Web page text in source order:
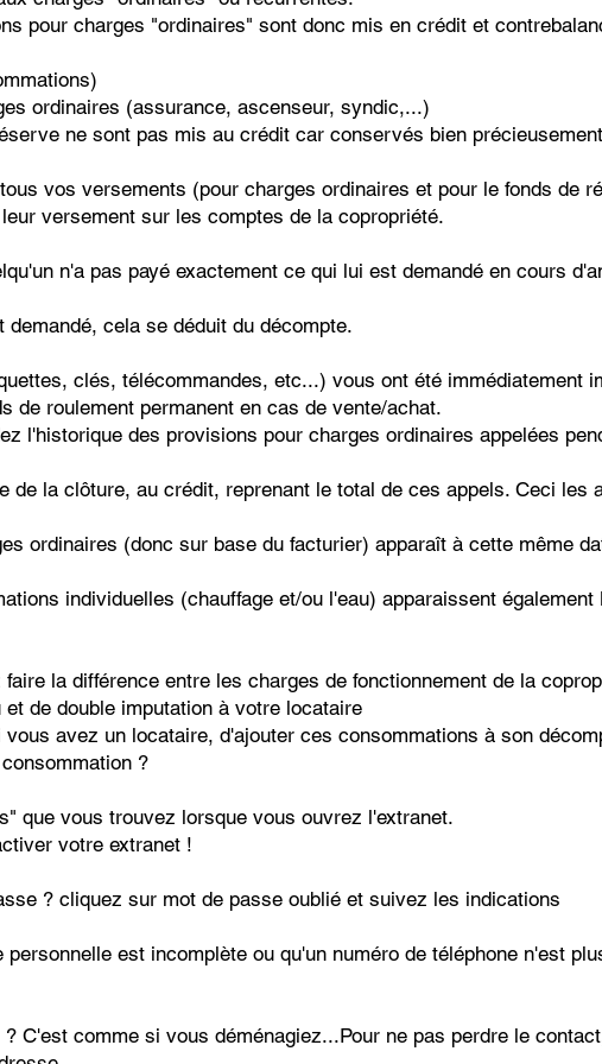
pour charges "ordinaires" sont donc mis en crédit et
ordinaires (assurance, ascenseur, syndic,...)
ne sont pas mis au crédit car conservés bien
vos versements (pour charges ordinaires et pour le fonds de
versement sur les comptes de la copropriété.
n'a pas payé exactement ce qui lui est demandé en cours
cela se déduit du décompte.
clés, télécommandes, etc...) vous ont été immédiatement
de roulement permanent en cas de vente/achat.
l'historique des provisions pour charges ordinaires appelées
de la clôture, au crédit, reprenant le total de ces appels. Ceci les
ordinaires (donc sur base du facturier) apparaît à cette même
individuelles (chauffage et/ou l'eau) apparaissent également
la différence entre les charges de fonctionnement de la
de double imputation à votre locataire
avez un locataire, d'ajouter ces consommations à son
?
que vous trouvez lorsque vous ouvrez l'extranet.
votre extranet !
? cliquez sur mot de passe oublié et suivez les indications
est incomplète ou qu'un numéro de téléphone n'est
C'est comme si vous déménagiez...Pour ne pas perdre le